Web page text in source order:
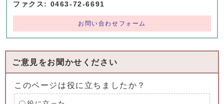
ファクス: 0463-72-6691
お問い合わせフォーム
ご意見をお聞かせください
このページは役に立ちましたか？